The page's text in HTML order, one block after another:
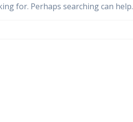
for. Perhaps searching can help.